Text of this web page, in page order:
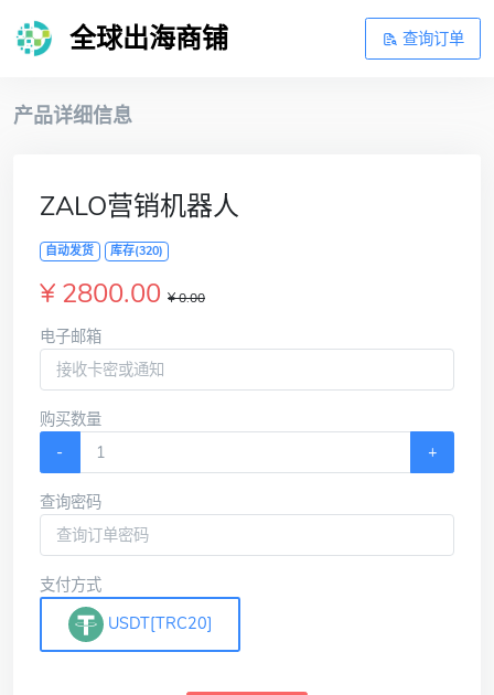
全球出海商铺 查询订单
产品详细信息
ZALO营销机器人
自动发货 库存(320)
¥ 2800.00 ¥ 0.00
电子邮箱
购买数量
-
+
查询密码
支付方式
USDT[TRC20]